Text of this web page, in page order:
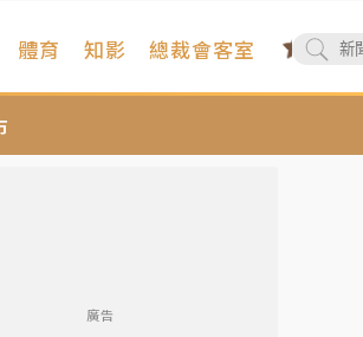
體育 知影 總裁會客室
廣告